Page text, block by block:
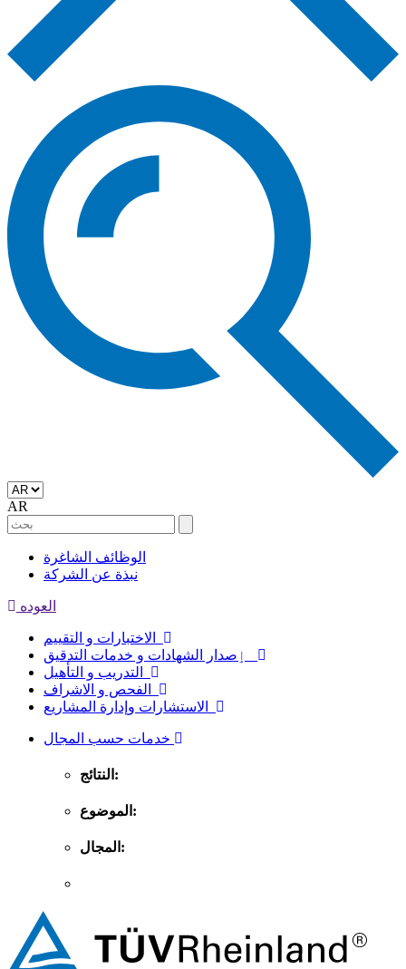
AR
الوظائف الشاغرة
نبذة عن الشركة
العوده
النتائج:
الموضوع:
المجال: